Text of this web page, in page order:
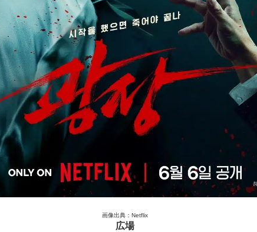
画像出典：Netflix
広場